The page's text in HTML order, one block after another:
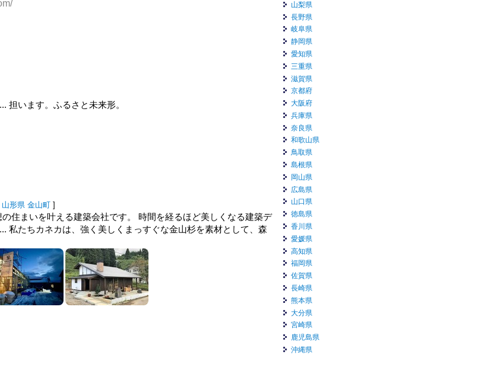
担います。ふるさと未来形。
山形県 金山町]
住まいを叶える建築会社です。 時間を経るほど美しくなる建築デ
私たちカネカは、強く美しくまっすぐな金山杉を素材として、森
山梨県
長野県
岐阜県
静岡県
愛知県
三重県
滋賀県
京都府
大阪府
兵庫県
奈良県
和歌山県
鳥取県
島根県
岡山県
広島県
山口県
徳島県
香川県
愛媛県
高知県
福岡県
佐賀県
長崎県
熊本県
大分県
宮崎県
鹿児島県
沖縄県